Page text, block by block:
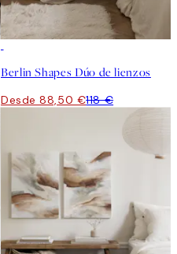
Berlin Shapes Dúo de lienzos
Desde 88,50 €118 €